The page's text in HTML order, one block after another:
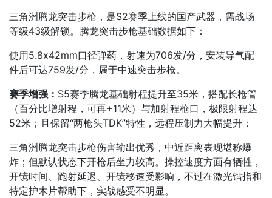
三角洲腾龙突击步枪，是S2赛季上线的国产武器，需战场
等级43级解锁。腾龙突击步枪基础数据如下：
使用5.8x42mm口径弹药，射速为706发/分，安装导气配
件后可达759发/分，属于中速突击步枪。​
赛季增强： S5赛季腾龙基础射程提升至35米，搭配长枪管
（百分比增射程，可再+11米）与加射程枪口，极限射程达
52米；且保留“两枪头TDK”特性，远程压制力大幅提升；
三角洲腾龙突击步枪伤害输出优秀，中近距离表现堪称爆
炸；但默认状态下开枪后坐力较高。操控速度方面有牺牲，
开镜时间、跑射延迟、开镜移速受影响，不过在激光镭指和
特定护木片帮助下，实战感受不明显。